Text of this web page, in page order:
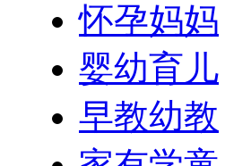
怀孕妈妈
婴幼育儿
早教幼教